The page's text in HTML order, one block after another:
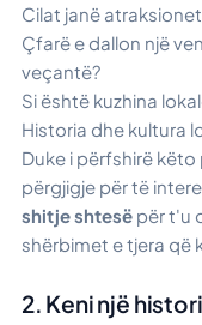
Cilat janë
Çfarë e dallon një
veçantë?
Si është kuzhina
Historia dhe kultura
Duke i përfshirë
përgjigje për të
shitje shtesë për t'u
shërbimet e tjera që
2. Keni një